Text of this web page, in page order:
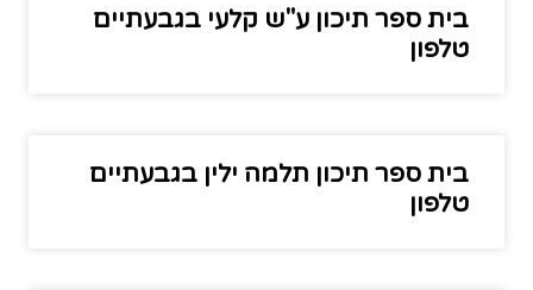
בית ספר תיכון ע"ש קלעי בגבעתיים
טלפון
בית ספר תיכון תלמה ילין בגבעתיים
טלפון